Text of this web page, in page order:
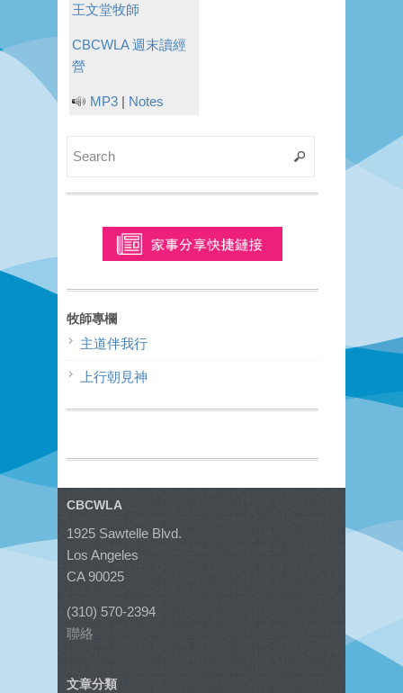
王文堂牧師
CBCWLA 週末讀經
營
MP3 | Notes
牧師專欄
主道伴我行
上行朝見神
CBCWLA
1925 Sawtelle Blvd.
Los Angeles
CA 90025
(310) 570-2394
聯絡
文章分類